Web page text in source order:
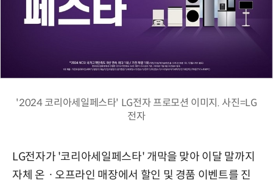
'2024 코리아세일페스타' LG전자 프로모션 이미지. 사진=LG
전자
LG전자가 '코리아세일페스타' 개막을 맞아 이달 말까지
자체 온ㆍ오프라인 매장에서 할인 및 경품 이벤트를 진